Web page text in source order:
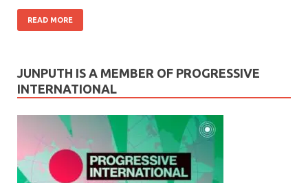
READ MORE
JUNPUTH IS A MEMBER OF PROGRESSIVE
INTERNATIONAL